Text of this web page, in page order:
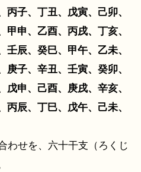
子、丁丑、戊寅、己卯、
申、乙酉、丙戌、丁亥、
辰、癸巳、甲午、乙未、
子、辛丑、壬寅、癸卯、
申、己酉、庚戌、辛亥、
辰、丁巳、戊午、己未、
わせを、六十干支（ろくじ